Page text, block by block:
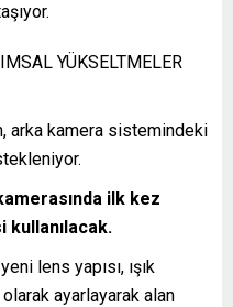
YÜKSELTMELER
arka kamera sistemindeki
ilk kez
lens yapısı, ışık
ayarlayarak alan